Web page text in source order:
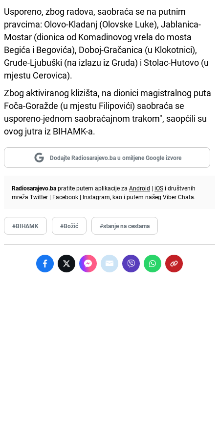
Usporeno, zbog radova, saobraća se na putnim
pravcima: Olovo-Kladanj (Olovske Luke), Jablanica-
Mostar (dionica od Komadinovog vrela do mosta
Begića i Begovića), Doboj-Gračanica (u Klokotnici),
Grude-Ljubuški (na izlazu iz Gruda) i Stolac-Hutovo (u
mjestu Cerovica).
Zbog aktiviranog klizišta, na dionici magistralnog puta
Foča-Goražde (u mjestu Filipovići) saobraća se
usporeno-jednom saobraćajnom trakom", saopćili su
ovog jutra iz BIHAMK-a.
Dodajte Radiosarajevo.ba u omiljene Google izvore
Radiosarajevo.bapratite putem aplikacije za Android | iOS i društvenih
mreža Twitter | Facebook | Instagram, kao i putem našeg ViberChata.
#BIHAMK #Božić #stanje na cestama